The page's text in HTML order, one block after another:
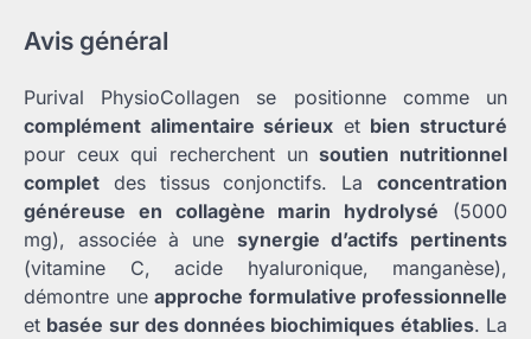
Avis général
Purival PhysioCollagen se positionne comme un
complément alimentaire sérieux et bien structuré
pour ceux qui recherchent unsoutien nutritionnel
complet des tissus conjonctifs. La concentration
généreuse en collagène marin hydrolysé (5000
mg), associée à une synergie d’actifs pertinents
(vitamine C, acide hyaluronique, manganèse),
démontre une approche formulative professionnelle
et basée sur des données biochimiques établies. La